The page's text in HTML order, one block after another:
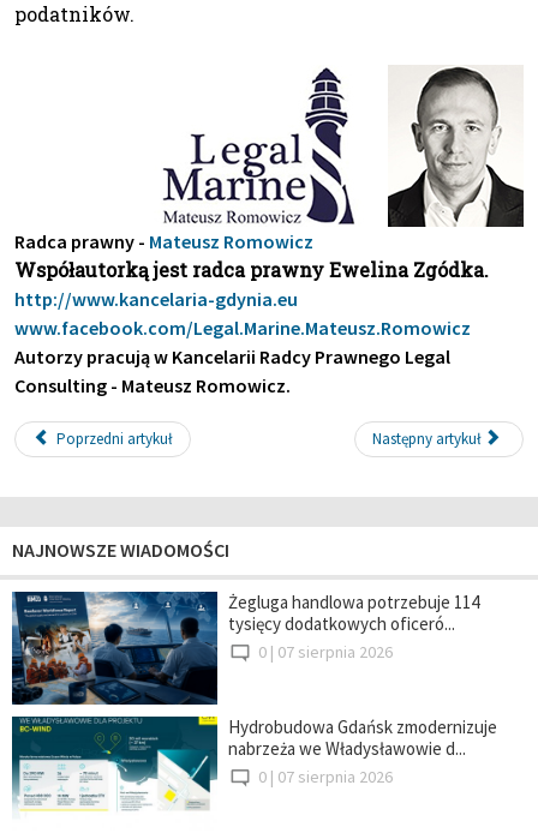
podatników.
Radca prawny - Mateusz Romowicz
Współautorką jest radca prawny Ewelina Zgódka.
http://www.kancelaria-gdynia.eu
www.facebook.com/Legal.Marine.Mateusz.Romowicz
Autorzy pracują w Kancelarii Radcy Prawnego Legal
Consulting - Mateusz Romowicz.
Poprzedni artykuł Następny artykuł
NAJNOWSZE WIADOMOŚCI
Żegluga handlowa potrzebuje 114
tysięcy dodatkowych oficeró...
0 | 07 sierpnia 2026
Hydrobudowa Gdańsk zmodernizuje
nabrzeża we Władysławowie d...
0 | 07 sierpnia 2026